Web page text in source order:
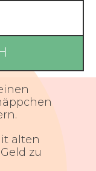
alten
zu